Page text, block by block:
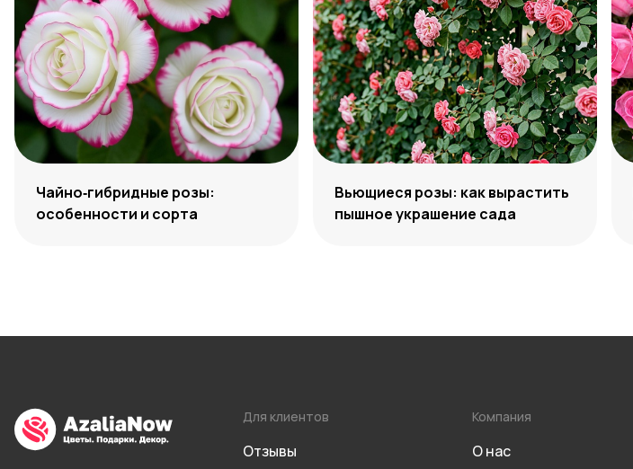
Чайно‑гибридные розы:
особенности и сорта
Вьющиеся розы: как вырастить
пышное украшение сада
Для клиентов
Отзывы
Компания
О нас